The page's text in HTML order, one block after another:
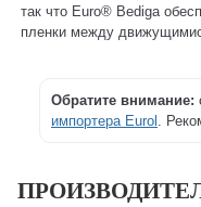
так что Euro® Bediga
пленки между
Обратите внимание:
импортера Eurol .